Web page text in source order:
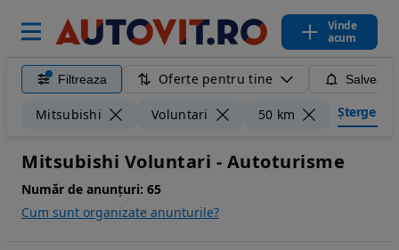
Vinde
acum
Filtreaza Oferte pentru tine
Mitsubishi Voluntari 50 km Șterge
Mitsubishi Voluntari - Autoturisme
Număr de anunțuri: 65
Cum sunt organizate anunturile?